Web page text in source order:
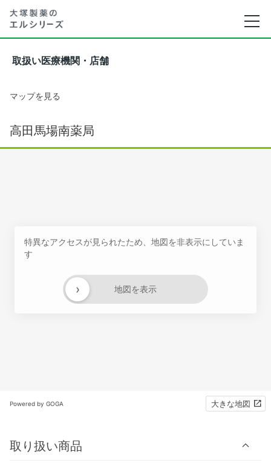
取扱い医療機関・店舗
マップを見る
高田馬場南薬局
特異なアクセスが見られたため、地図を非表示にしていま
す
地図を表示
›
Powered by GOGA 大きな地図
取り扱い商品